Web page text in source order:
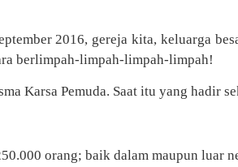
2016, gereja kita, keluarga
berlimpah-limpah-limpah-limpah!
Karsa Pemuda. Saat itu yang hadir
orang; baik dalam maupun luar